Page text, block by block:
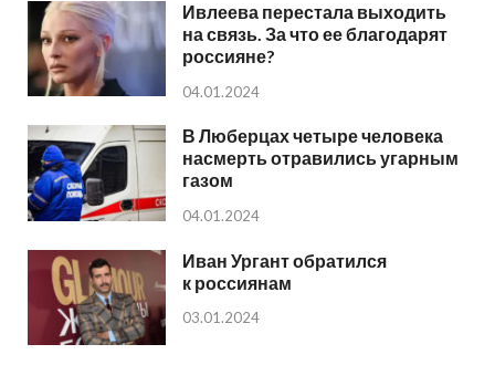
Ивлеева перестала выходить
на связь. За что ее благодарят
россияне?
04.01.2024
В Люберцах четыре человека
насмерть отравились угарным
газом
04.01.2024
Иван Ургант обратился
к россиянам
03.01.2024